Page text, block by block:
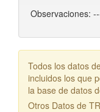
Observaciones:
Todos los datos
incluidos los que
la base de datos
Otros Datos de